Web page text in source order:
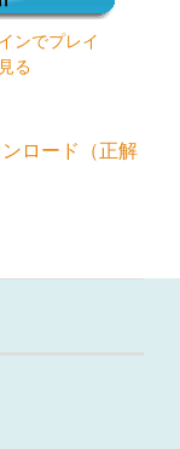
ンでプレイ
る
ロード（正解